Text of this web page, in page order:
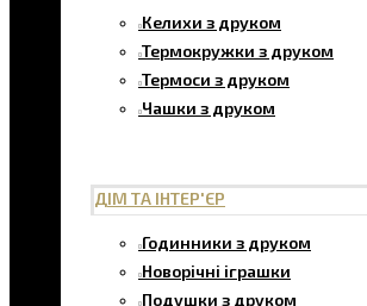
Келихи з друком
Термокружки з друком
Термоси з друком
Чашки з друком
ДІМ ТА ІНТЕР'ЄР
Годинники з друком
Новорічні іграшки
Подушки з друком